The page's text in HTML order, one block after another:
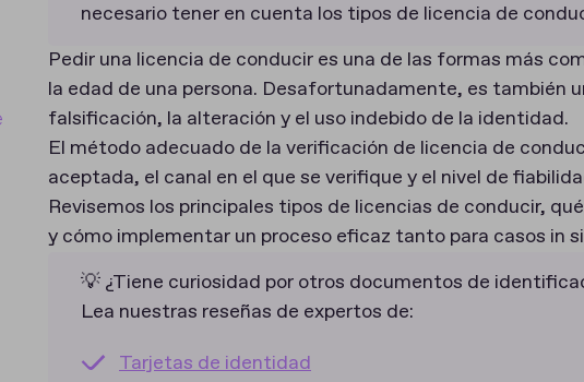
necesario tener en cuenta los tipos de licencia de
Pedir una licencia de conducir es una de las formas más
la edad de una persona. Desafortunadamente, es también
falsificación, la alteración y el uso indebido de la identidad.
El método adecuado de la verificación de licencia de
aceptada, el canal en el que se verifique y el nivel de
Revisemos los principales tipos de licencias de conducir,
y cómo implementar un proceso eficaz tanto para casos in
💡 ¿Tiene curiosidad por otros documentos de
Lea nuestras reseñas de expertos de:
Tarjetas de identidad